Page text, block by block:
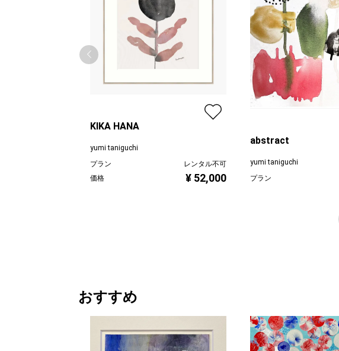
KIKA HANA
yumi taniguchi
プラン
レンタル不可
価格
¥ 52,000
abstract
yumi taniguchi
プラン
おすすめ